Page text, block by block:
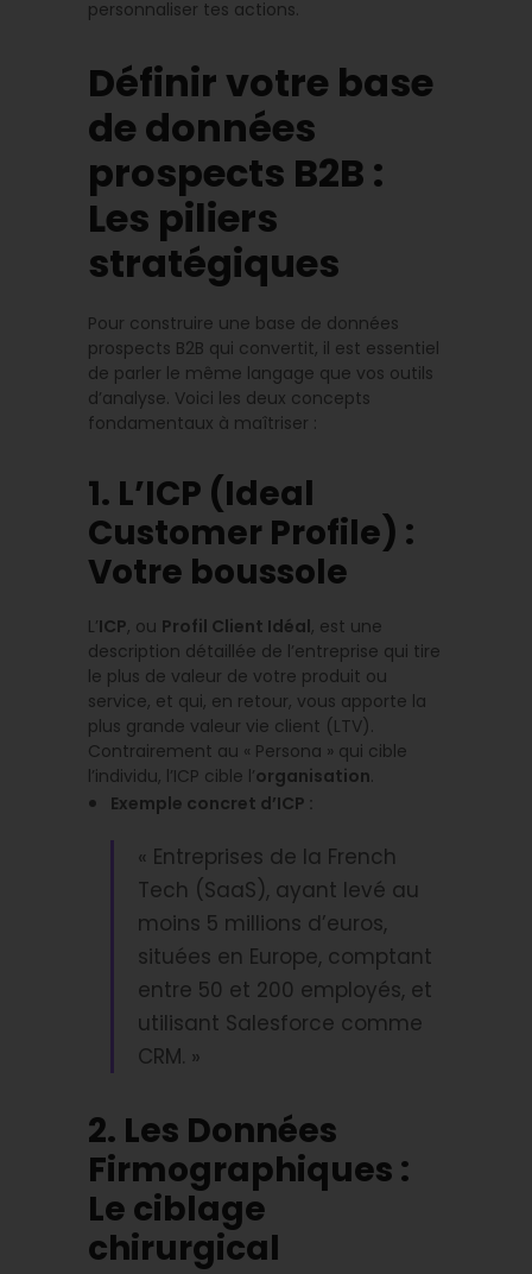
personnaliser tes actions.
Définir votre base
de données
prospects B2B :
Les piliers
stratégiques
Pour construire une base de données
prospects B2B qui convertit, il est essentiel
de parler le même langage que vos outils
d’analyse. Voici les deux concepts
fondamentaux à maîtriser :
1. L’ICP (Ideal
Customer Profile) :
Votre boussole
L’ICP, ou Profil Client Idéal, est une
description détaillée de l’entreprise qui tire
le plus de valeur de votre produit ou
service, et qui, en retour, vous apporte la
plus grande valeur vie client (LTV).
Contrairement au « Persona » qui cible
l’individu, l’ICP cible l’organisation.
Exemple concret d’ICP :
« Entreprises de la French
Tech (SaaS), ayant levé au
moins 5 millions d’euros,
situées en Europe, comptant
entre 50 et 200 employés, et
utilisant Salesforce comme
CRM. »
2. Les Données
Firmographiques :
Le ciblage
chirurgical